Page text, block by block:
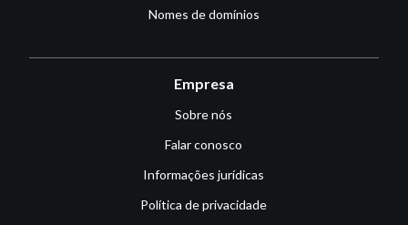
Nomes de domínios
Empresa
Sobre nós
Falar conosco
Informações jurídicas
Política de privacidade